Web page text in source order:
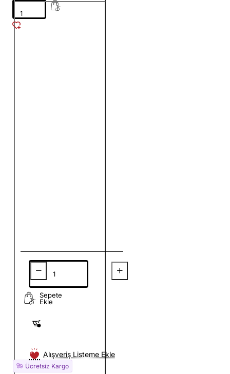
Sepete
Ekle
Alışveriş Listeme Ekle
Ücretsiz Kargo
Gemlik
Orjinal
Sepet
Ücretsiz Kargo